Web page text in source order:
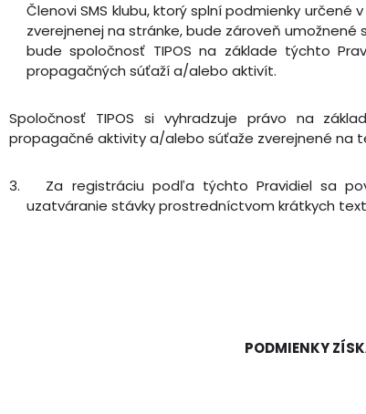
Členovi SMS klubu, ktorý splní podmienky
zverejnenej na stránke, bude zároveň
bude spoločnosť TIPOS na základe týchto
propagačných súťaží a/alebo aktivít.
Spoločnosť TIPOS si vyhradzuje právo na
propagačné aktivity a/alebo súťaže zverejnené na
3.
Za registráciu podľa týchto Pravidiel sa
uzatváranie stávky prostredníctvom krátkych
PODMIENKY